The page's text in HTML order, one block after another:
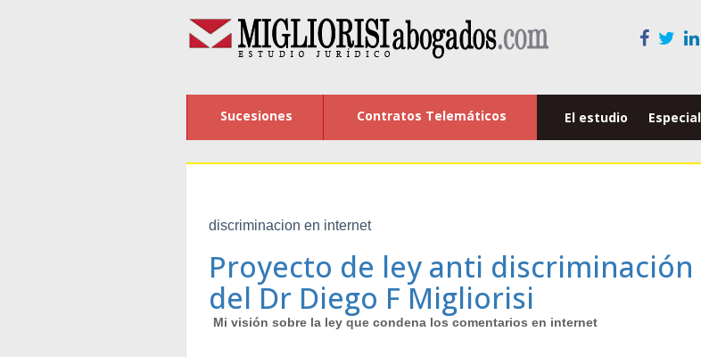
Sucesiones Contratos Telemáticos El estudio
discriminacion en internet
Proyecto de ley anti
del Dr Diego F Migliorisi
Mi visión sobre la ley que condena los comentarios en internet